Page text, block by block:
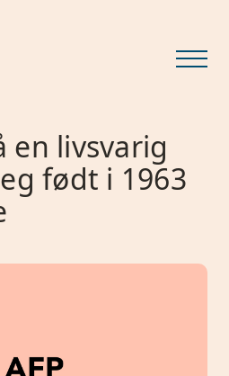
en livsvarig
født i 1963